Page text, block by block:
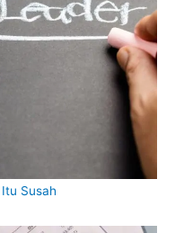
Susah